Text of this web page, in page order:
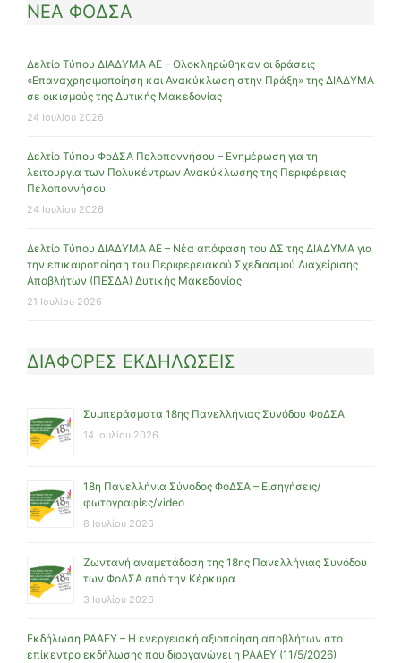
ΝΕΑ ΦΟΔΣΑ
Δελτίο Τύπου ΔΙΑΔΥΜΑ ΑΕ – Ολοκληρώθηκαν οι δράσεις
«Επαναχρησιμοποίηση και Ανακύκλωση στην Πράξη» της ΔΙΑΔΥΜΑ
σε οικισμούς της Δυτικής Μακεδονίας
24 Ιουλίου 2026
Δελτίο Τύπου ΦοΔΣΑ Πελοποννήσου – Ενημέρωση για τη
λειτουργία των Πολυκέντρων Ανακύκλωσης της Περιφέρειας
Πελοποννήσου
24 Ιουλίου 2026
Δελτίο Τύπου ΔΙΑΔΥΜΑ ΑΕ – Νέα απόφαση του ΔΣ της ΔΙΑΔΥΜΑ για
την επικαιροποίηση του Περιφερειακού Σχεδιασμού Διαχείρισης
Αποβλήτων (ΠΕΣΔΑ) Δυτικής Μακεδονίας
21 Ιουλίου 2026
ΔΙΑΦΟΡΕΣ ΕΚΔΗΛΩΣΕΙΣ
Συμπεράσματα 18ης Πανελλήνιας Συνόδου ΦοΔΣΑ
14 Ιουλίου 2026
18η Πανελλήνια Σύνοδος ΦοΔΣΑ – Εισηγήσεις/
φωτογραφίες/video
8 Ιουλίου 2026
Ζωντανή αναμετάδοση της 18ης Πανελλήνιας Συνόδου
των ΦοΔΣΑ από την Κέρκυρα
3 Ιουλίου 2026
Εκδήλωση ΡΑΑΕΥ – Η ενεργειακή αξιοποίηση αποβλήτων στο
επίκεντρο εκδήλωσης που διοργανώνει η ΡΑΑΕΥ (11/5/2026)